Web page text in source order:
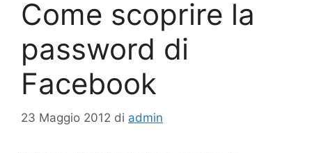
Come scoprire la
password di
Facebook
23 Maggio 2012 di admin